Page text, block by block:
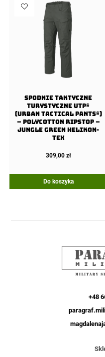
Spodnie Taktyczne
Turystyczne UTP®
(Urban Tactical Pants®)
– PolyCotton Ripstop –
Jungle Green Helikon-
Tex
309,00 zł
Do koszyka
+48